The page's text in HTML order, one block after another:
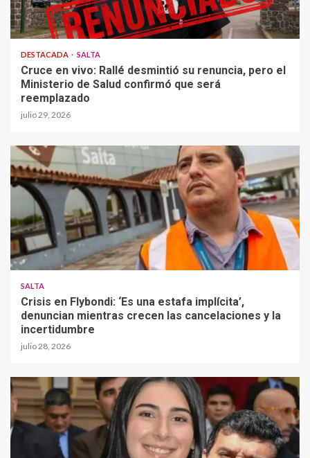
DESTACADA SALTA
Cruce en vivo: Rallé desmintió su renuncia, pero el
Ministerio de Salud confirmó que será
reemplazado
julio 29, 2026
SALTA
Crisis en Flybondi: ‘Es una estafa implícita’,
denuncian mientras crecen las cancelaciones y la
incertidumbre
julio 28, 2026